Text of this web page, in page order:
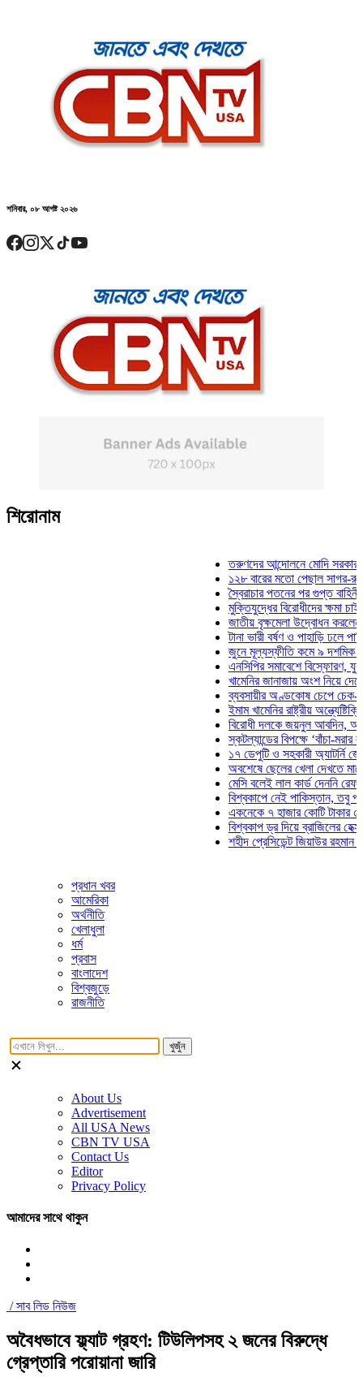
শনিবার, ০৮ আগষ্ট ২০২৬
শিরোনাম
তরুণদের আন্দোলনে মোদি সরকার দুর্বল
১২৮ বারের মতো পেছাল সাগর-রুনি
স্বৈরাচার পতনের পর গুপ্ত বাহিনীর
মুক্তিযুদ্ধের বিরোধীদের ক্ষমা চাইতে
জাতীয় বৃক্ষমেলা উদ্বোধন করলেন
টানা ভারী বর্ষণ ও পাহাড়ি ঢলে
জুনে মূল্যস্ফীতি কমে ৯ দশমিক ১৬
এনসিপির সমাবেশে বিস্ফোরণ,
খামেনির জানাজায় অংশ নিয়ে দেশে
ব্যবসায়ীর অণ্ডকোষ চেপে চেক-
ইমাম খামেনির রাষ্ট্রীয়
বিরোধী দলকে জয়নুল আবদিন,
স্কটল্যান্ডের বিপক্ষে ‘বাঁচা-মরার
১৭ ডেপুটি ও সহকারী অ্যাটর্নি
অবশেষে ছেলের খেলা দেখতে মাঠে
মেসি বলেই লাল কার্ড দেননি রেফারি!
বিশ্বকাপে নেই পাকিস্তান, তবু
একনেকে ৭ হাজার কোটি টাকার ৫
বিশ্বকাপ ড্র দিয়ে ব্রাজিলের হেক্সা
শহীদ প্রেসিডেন্ট জিয়াউর রহমান
প্রধান খবর
আমেরিকা
অর্থনীতি
খেলাধুলা
ধর্ম
প্রবাস
বাংলাদেশ
বিশ্বজুড়ে
রাজনীতি
খুজুঁন
About Us
Advertisement
All USA News
CBN TV USA
Contact Us
Editor
Privacy Policy
আমাদের সাথে থাকুন
/সাব লিড নিউজ
অবৈধভাবে ফ্ল্যাট গ্রহণ: টিউলিপসহ ২ জনের বিরুদ্ধে
গ্রেপ্তারি পরোয়ানা জারি